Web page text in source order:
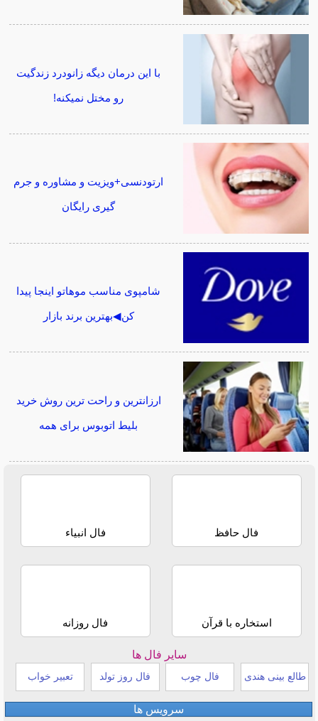
با این درمان دیگه زانودرد زندگیت
رو مختل نمیکنه!
ارتودنسی+ویزیت و مشاوره و جرم
گیری رایگان
شامپوی مناسب موهاتو اینجا پیدا
کن◀بهترین برند بازار
ارزانترین و راحت ترین روش خرید
بلیط اتوبوس برای همه
فال حافظ فال انبیاء
استخاره با قرآن فال روزانه
سایر فال ها
طالع بینی هندی فال چوب فال روز تولد تعبیر خواب
سرویس ها